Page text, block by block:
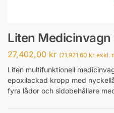
Liten Medicinvagn
27,402,00 kr (21,921,60 kr exkl.
Liten multifunktionell
epoxilackad kropp med
fyra lådor och sidobehållare